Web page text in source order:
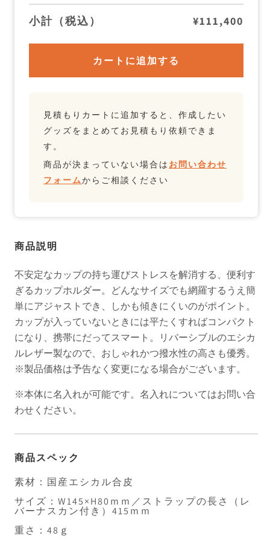
減
す
増
す
小計（税込） ¥111,400
カートに追加する
見積もりカートに追加すると、作成したい
グッズをまとめてお見積もり依頼できま
す。
商品が決まっていない場合は お問い合わせ
フォームからご相談ください
商品説明
不安定なカップの持ち運びストレスを解消する、便利す
ぎるカップホルダー。どんなサイズでも網羅するうえ簡
単にアジャストでき、しかも傾きにくいのがポイント。
カップが入っていないときには平たくすればコンパクト
になり、携帯にだってスマート。リバーシブルのエシカ
ルレザー製なので、おしゃれかつ撥水性の高さも優秀。
※製品価格は予告なく変更になる場合がございます。
※本体に名入れが可能です。名入れについてはお問い合
わせください。
商品スペック
素材：国産エシカル合皮
サイズ：W145×H80ｍｍ／ストラップの長さ（レ
バーナスカン付き）415ｍｍ
重さ：48ｇ